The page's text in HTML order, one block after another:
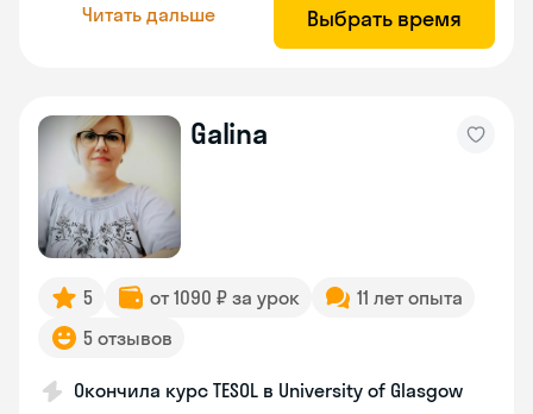
Читать дальше Выбрать время
Galina
5 от 1090 ₽ за урок
11 лет опыта
5 отзывов
Окончила курс TESOL в University of Glasgow